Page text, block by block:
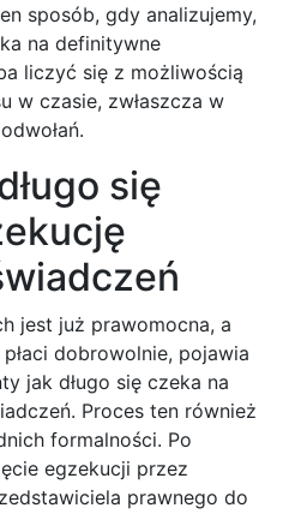
sposób, gdy analizujemy,
na definitywne
liczyć się z możliwością
w czasie, zwłaszcza w
się
jest już prawomocna, a
dobrowolnie, pojawia
jak długo się czeka na
Proces ten również
formalności. Po
egzekucji przez
prawnego do